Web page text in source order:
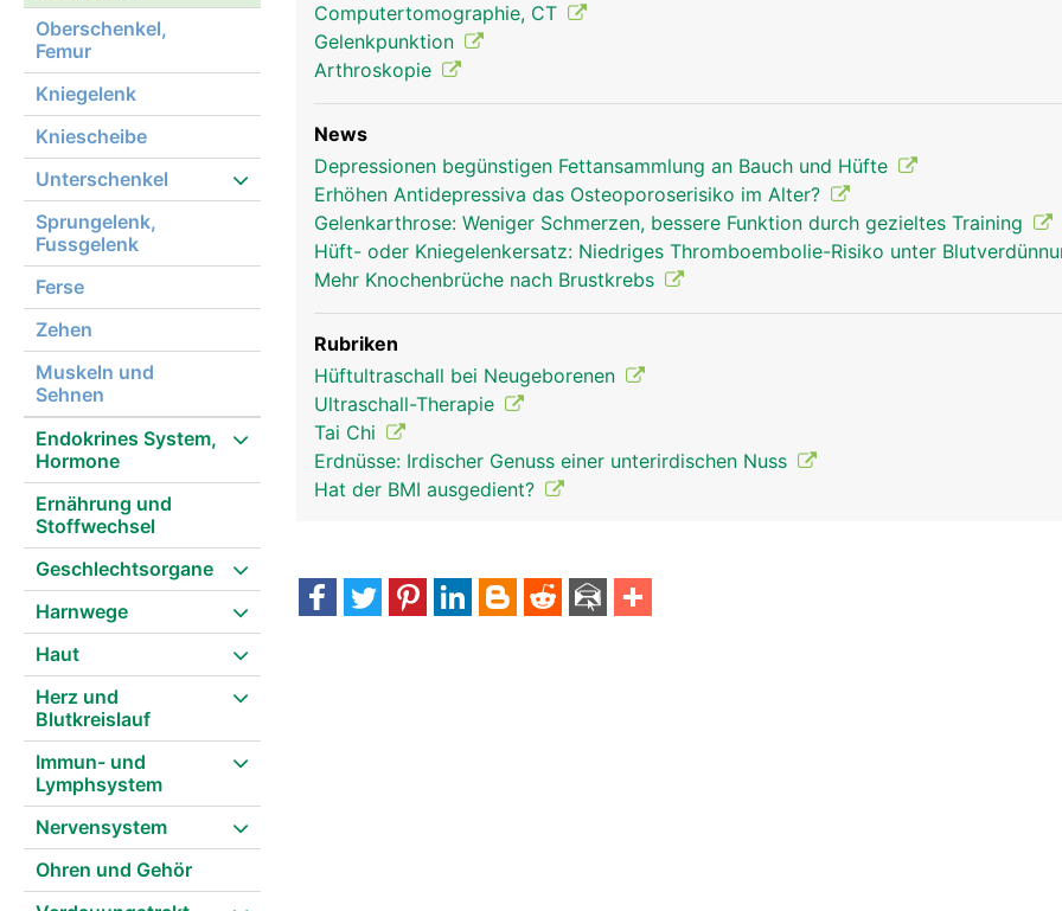
Oberschenkel,
Femur
Kniegelenk
Kniescheibe
Unterschenkel
Sprungelenk,
Fussgelenk
Ferse
Zehen
Muskeln und
Sehnen
Endokrines System,
Hormone
Ernährung und
Stoffwechsel
Geschlechtsorgane
Harnwege
Haut
Herz und
Blutkreislauf
Immun- und
Lymphsystem
Nervensystem
Ohren und Gehör
Computertomographie, CT
Gelenkpunktion
Arthroskopie
News
Depressionen begünstigen Fettansammlung an Bauch und Hüfte
Erhöhen Antidepressiva das Osteoporoserisiko im Alter?
Gelenkarthrose: Weniger Schmerzen, bessere Funktion durch gezieltes Training
Hüft- oder Kniegelenkersatz: Niedriges Thromboembolie-Risiko unter
Mehr Knochenbrüche nach Brustkrebs
Rubriken
Hüftultraschall bei Neugeborenen
Ultraschall-Therapie
Tai Chi
Erdnüsse: Irdischer Genuss einer unterirdischen Nuss
Hat der BMI ausgedient?